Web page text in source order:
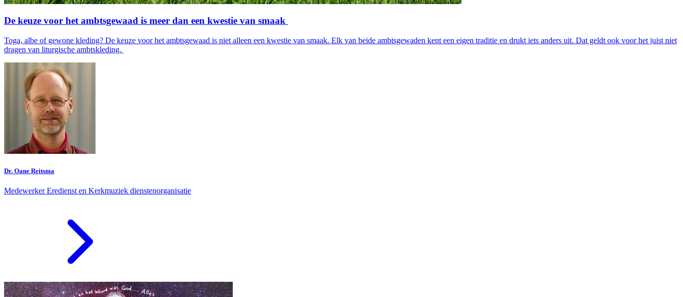
De keuze voor het ambtsgewaad is meer dan een kwestie van smaak
Toga, albe of gewone kleding? De keuze voor het ambtsgewaad is niet alleen een kwestie van smaak. Elk van beide ambtsgewaden kent een eigen traditie en drukt iets anders uit. Dat geldt ook voor het juist niet
dragen van liturgische ambtskleding.
Dr. Oane Reitsma
Medewerker Eredienst en Kerkmuziek dienstenorganisatie